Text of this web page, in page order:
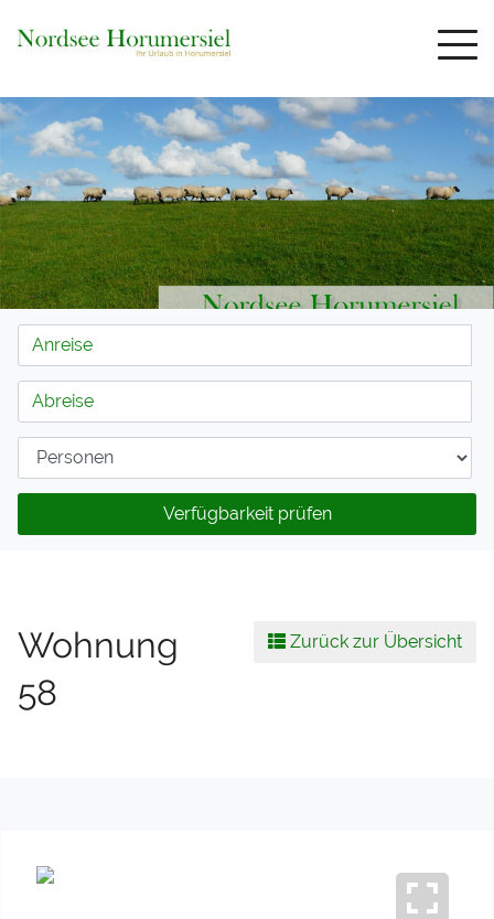
Verfügbarkeit prüfen
Wohnung
58
Zurück zur Übersicht